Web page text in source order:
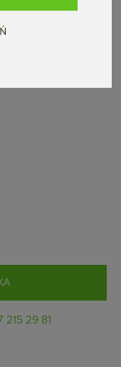
215 29 81